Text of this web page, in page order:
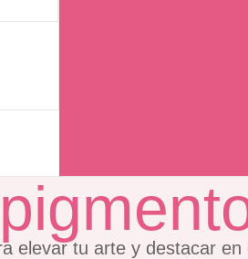
elevar tu arte y destacar en